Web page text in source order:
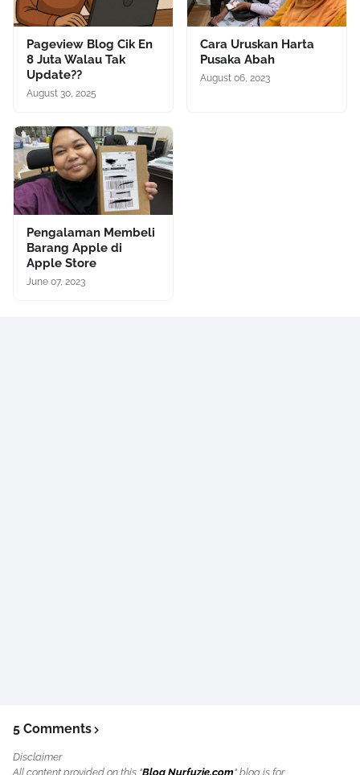
Pageview Blog Cik En
8 Juta Walau Tak
Update??
August 30, 2025
Cara Uruskan Harta
Pusaka Abah
August 06, 2023
Pengalaman Membeli
Barang Apple di
Apple Store
June 07, 2023
5 Comments
Disclaimer
All content provided on this "Blog Nurfuzie.com" blog is for